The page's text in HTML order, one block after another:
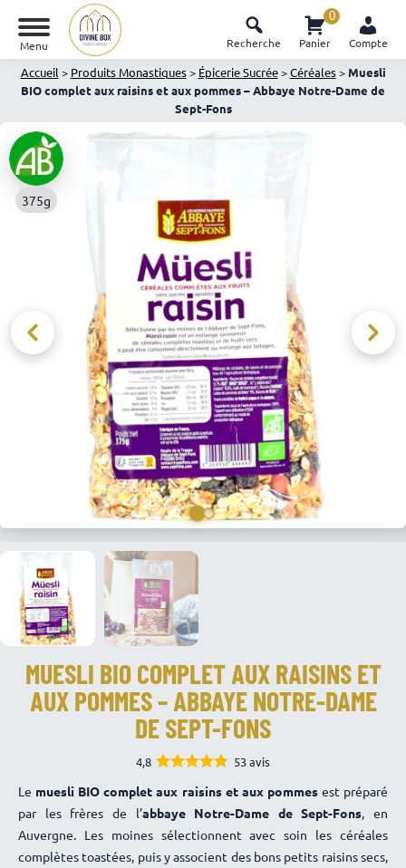
Menu Recherche Panier
0
Compte
Accueil > Produits Monastiques> Épicerie Sucrée>Céréales>Muesli
BIO complet aux raisins et aux pommes – Abbaye Notre-Dame de
Sept-Fons
375g
MUESLI BIO COMPLET AUX RAISINS ET
AUX POMMES – ABBAYE NOTRE-DAME
DE SEPT-FONS
4,8
sur 5
53 avis
Le muesli BIO complet aux raisins et aux pommesest préparé
par les frères de l’abbaye Notre-Dame de Sept-Fons , en
Auvergne. Les moines sélectionnent avec soin les céréales
complètes toastées, puis y associent des bons petits raisins secs,